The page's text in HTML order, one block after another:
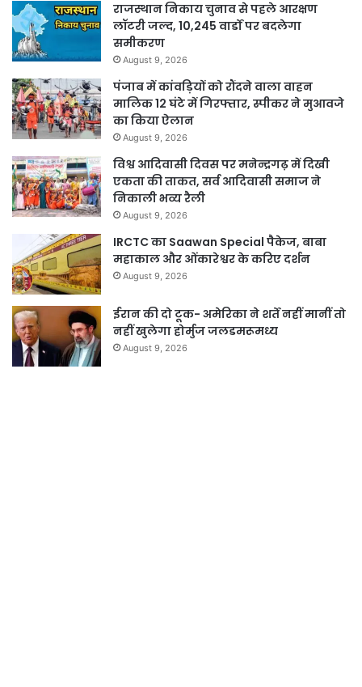
राजस्थान निकाय चुनाव से पहले आरक्षण
लॉटरी जल्द, 10,245 वार्डों पर बदलेगा
समीकरण
August 9, 2026
पंजाब में कांवड़ियों को रौंदने वाला वाहन
मालिक 12 घंटे में गिरफ्तार, स्पीकर ने मुआवजे
का किया ऐलान
August 9, 2026
विश्व आदिवासी दिवस पर मनेन्द्रगढ़ में दिखी
एकता की ताकत, सर्व आदिवासी समाज ने
निकाली भव्य रैली
August 9, 2026
IRCTC का Saawan Special पैकेज, बाबा
महाकाल और ओंकारेश्वर के करिए दर्शन
August 9, 2026
ईरान की दो टूक- अमेरिका ने शर्तें नहीं मानीं तो
नहीं खुलेगा होर्मुज जलडमरूमध्य
August 9, 2026